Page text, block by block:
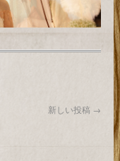
新しい投稿 →